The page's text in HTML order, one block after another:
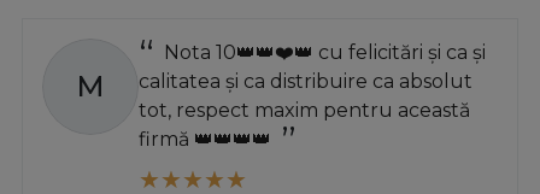
M
Nota 10👑👑❤️👑 cu felicitări și ca și
calitatea și ca distribuire ca absolut
tot, respect maxim pentru această
firmă 👑👑👑👑